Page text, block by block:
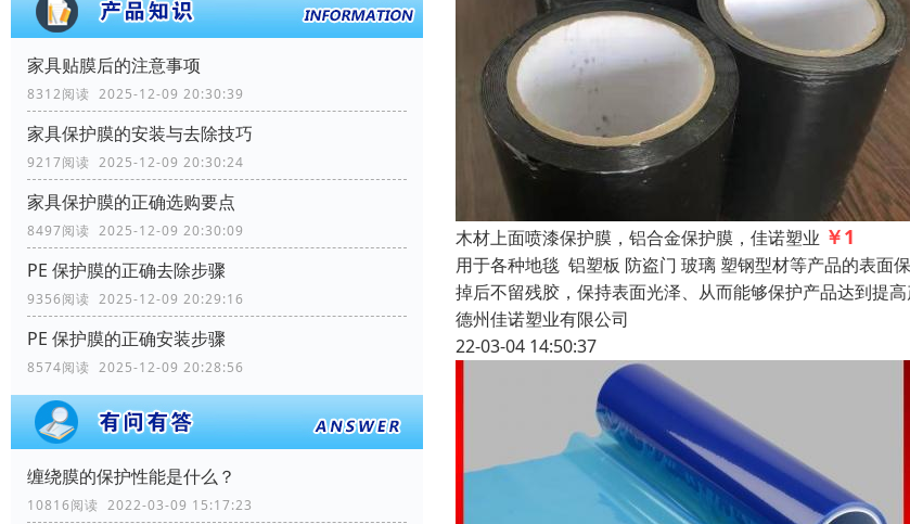
家具贴膜后的注意事项
8312阅读 2025-12-09 20:30:39
家具保护膜的安装与去除技巧
9217阅读 2025-12-09 20:30:24
家具保护膜的正确选购要点
8497阅读 2025-12-09 20:30:09
PE 保护膜的正确去除步骤
9356阅读 2025-12-09 20:29:16
PE 保护膜的正确安装步骤
8574阅读 2025-12-09 20:28:56
缠绕膜的保护性能是什么？
10816阅读 2022-03-09 15:17:23
木材上面喷漆保护膜，铝合金保护膜，佳诺塑业 ￥1
用于各种地毯 铝塑板 防盗门 玻璃 塑钢型材等产品的表
掉后不留残胶，保持表面光泽、从而能够保护产品达到提
德州佳诺塑业有限公司
22-03-04 14:50:37